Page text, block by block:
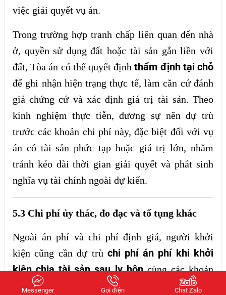
việc giải quyết vụ án.
Trong trường hợp tranh chấp liên quan đến nhà
ở, quyền sử dụng đất hoặc tài sản gắn liền với
đất, Tòa án có thể quyết địnhthẩm định tại chỗ
để ghi nhận hiện trạng thực tế, làm căn cứ đánh
giá chứng cứ và xác định giá trị tài sản. Theo
kinh nghiệm thực tiễn, đương sự nên dự trù
trước các khoản chi phí này, đặc biệt đối với vụ
án có tài sản phức tạp hoặc giá trị lớn, nhằm
tránh kéo dài thời gian giải quyết và phát sinh
nghĩa vụ tài chính ngoài dự kiến.
5.3 Chi phí ủy thác, đo đạc và tố tụng khác
Ngoài án phí và chi phí định giá, người khởi
kiện cũng cần dự trù chi phí án phí khi khởi
kiện chia tài sản sau ly hôncùng các khoản
phát sinh trong quá trình giải quyết vụ án. Tùy
Messenger Gọi điện Chat Zalo